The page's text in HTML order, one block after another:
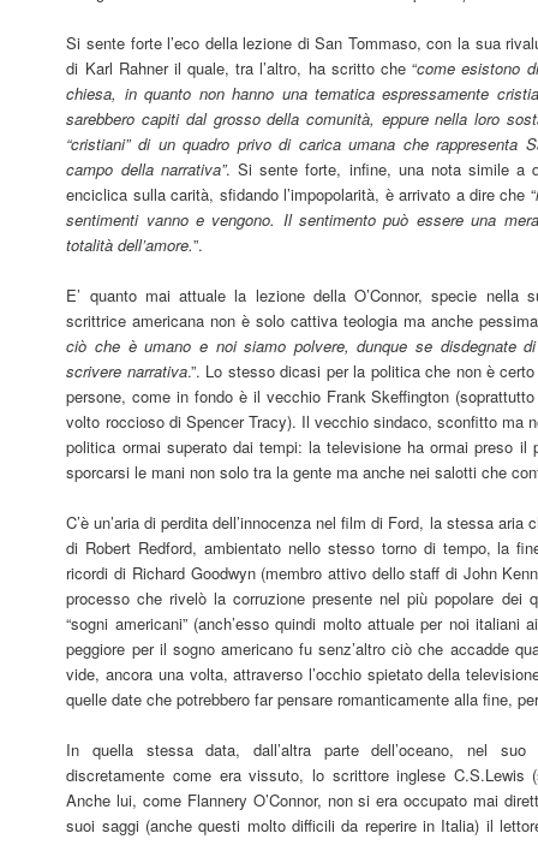
Si sente forte l’eco della lezione di San Tommaso, con la sua
di Karl Rahner il quale, tra l’altro, ha scritto che “come esistono
chiesa, in quanto non hanno una tematica espressamente
sarebbero capiti dal grosso della comunità, eppure nella loro
“cristiani” di un quadro privo di carica umana che rappresenta
campo della narrativa”. Si sente forte, infine, una nota simile a
enciclica sulla carità, sfidando l’impopolarità, è arrivato a dire che “
sentimenti vanno e vengono. Il sentimento può essere una
totalità dell’amore.”.
E’ quanto mai attuale la lezione della O’Connor, specie
scrittrice americana non è solo cattiva teologia ma anche
ciò che è umano e noi siamo polvere, dunque se disdegnate
scrivere narrativa.”. Lo stesso dicasi per la politica che non è
persone, come in fondo è il vecchio Frank Skeffington
volto roccioso di Spencer Tracy). Il vecchio sindaco, sconfitto ma
politica ormai superato dai tempi: la televisione ha ormai preso
sporcarsi le mani non solo tra la gente ma anche nei salotti che
C’è un’aria di perdita dell’innocenza nel film di Ford, la stessa
di Robert Redford, ambientato nello stesso torno di tempo, la
ricordi di Richard Goodwyn (membro attivo dello staff di John
processo che rivelò la corruzione presente nel più popolare
“sogni americani” (anch’esso quindi molto attuale per noi italiani
peggiore per il sogno americano fu senz’altro ciò che accadde
vide, ancora una volta, attraverso l’occhio spietato della
quelle date che potrebbero far pensare romanticamente alla fine,
In quella stessa data, dall’altra parte dell’oceano, nel suo
discretamente come era vissuto, lo scrittore inglese C.S.Lewis
Anche lui, come Flannery O’Connor, non si era occupato mai
suoi saggi (anche questi molto difficili da reperire in Italia) il